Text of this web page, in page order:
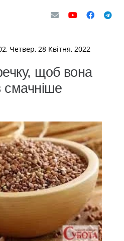
Четвер, 28 Квітня, 2022
щоб вона
смачніше